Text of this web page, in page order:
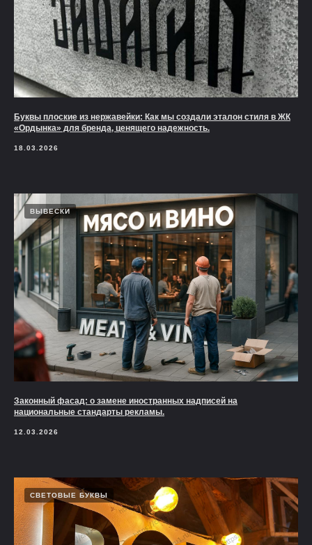
Буквы плоские из нержавейки: Как мы создали эталон стиля в ЖК
«Ордынка» для бренда, ценящего надежность.
18.03.2026
ВЫВЕСКИ
Законный фасад: о замене иностранных надписей на
национальные стандарты рекламы.
12.03.2026
СВЕТОВЫЕ БУКВЫ